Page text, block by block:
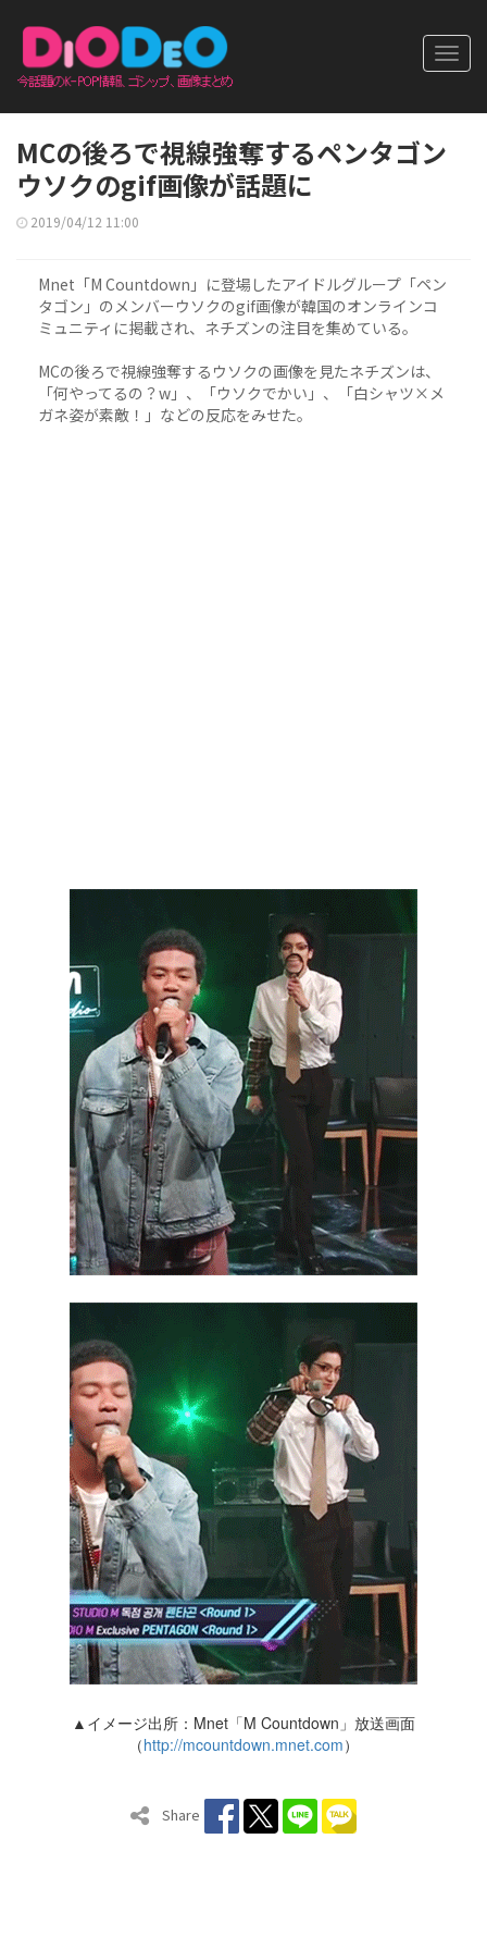
MCの後ろで視線強奪するペンタゴン
ウソクのgif画像が話題に
2019/04/12 11:00
Mnet「M Countdown」に登場したアイドルグループ「ペン
タゴン」のメンバーウソクのgif画像が韓国のオンラインコ
ミュニティに掲載され、ネチズンの注目を集めている。
MCの後ろで視線強奪するウソクの画像を見たネチズンは、
「何やってるの？w」、「ウソクでかい」、「白シャツ×メ
ガネ姿が素敵！」などの反応をみせた。
▲イメージ出所：Mnet「M Countdown」放送画面
（http://mcountdown.mnet.com）
Share